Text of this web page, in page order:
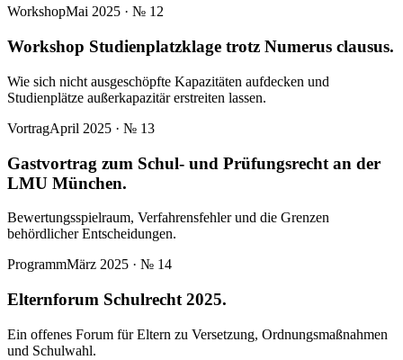
WorkshopMai 2025 · № 12
Workshop Studienplatzklage trotz Numerus clausus.
Wie sich nicht ausgeschöpfte Kapazitäten aufdecken und
Studienplätze außerkapazitär erstreiten lassen.
VortragApril 2025 · № 13
Gastvortrag zum Schul- und Prüfungsrecht an der
LMU München.
Bewertungsspielraum, Verfahrensfehler und die Grenzen
behördlicher Entscheidungen.
ProgrammMärz 2025 · № 14
Elternforum Schulrecht 2025.
Ein offenes Forum für Eltern zu Versetzung, Ordnungsmaßnahmen
und Schulwahl.